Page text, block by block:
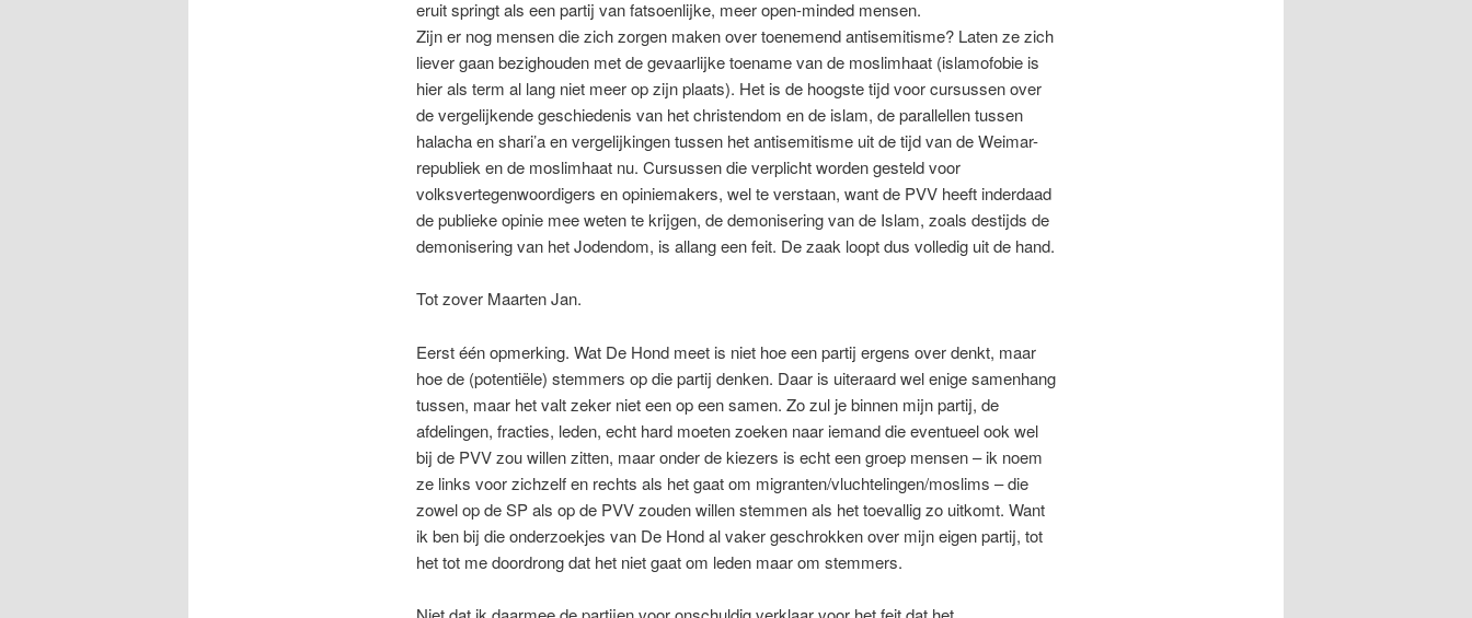
eruit springt als een partij van fatsoenlijke, meer open-minded mensen.
Zijn er nog mensen die zich zorgen maken over toenemend antisemitisme? Laten ze zich
liever gaan bezighouden met de gevaarlijke toename van de moslimhaat (islamofobie is
hier als term al lang niet meer op zijn plaats). Het is de hoogste tijd voor cursussen over
de vergelijkende geschiedenis van het christendom en de islam, de parallellen tussen
halacha en shari’a en vergelijkingen tussen het antisemitisme uit de tijd van de Weimar-
republiek en de moslimhaat nu. Cursussen die verplicht worden gesteld voor
volksvertegenwoordigers en opiniemakers, wel te verstaan, want de PVV heeft inderdaad
de publieke opinie mee weten te krijgen, de demonisering van de Islam, zoals destijds de
demonisering van het Jodendom, is allang een feit. De zaak loopt dus volledig uit de hand.
Tot zover Maarten Jan.
Eerst één opmerking. Wat De Hond meet is niet hoe een partij ergens over denkt, maar
hoe de (potentiële) stemmers op die partij denken. Daar is uiteraard wel enige samenhang
tussen, maar het valt zeker niet een op een samen. Zo zul je binnen mijn partij, de
afdelingen, fracties, leden, echt hard moeten zoeken naar iemand die eventueel ook wel
bij de PVV zou willen zitten, maar onder de kiezers is echt een groep mensen – ik noem
ze links voor zichzelf en rechts als het gaat om migranten/vluchtelingen/moslims – die
zowel op de SP als op de PVV zouden willen stemmen als het toevallig zo uitkomt. Want
ik ben bij die onderzoekjes van De Hond al vaker geschrokken over mijn eigen partij, tot
het tot me doordrong dat het niet gaat om leden maar om stemmers.